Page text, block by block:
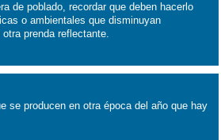
de poblado, recordar que deben hacerlo
o ambientales que disminuyan
prenda reflectante.
se producen en otra época del año que hay